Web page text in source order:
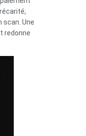
Une
redonne